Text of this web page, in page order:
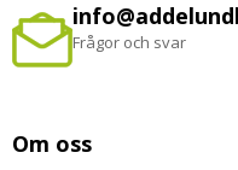
Frågor och svar
Om oss